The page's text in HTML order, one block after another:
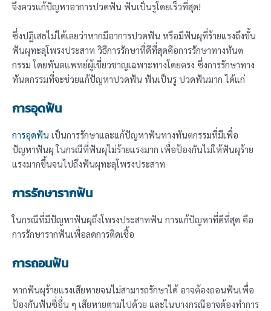
จึงควรแก้ปัญหาอาการปวดฟัน ฟันเป็นรูโดยเร็วที่สุด!
ซึ่งปฏิเสธไม่ได้เลยว่าหากมีอาการปวดฟัน หรือมีฟันผุที่ร้ายแรงถึงขั้น
ฟันผุทะลุโพรงประสาท วิธีการรักษาที่ดีที่สุดคือการรักษาทางทันต
กรรม โดยทันตแพทย์ผู้เชี่ยวชาญเฉพาะทางโดยตรง ซึ่งการรักษาทาง
ทันตกรรมที่จะช่วยแก้ปัญหาปวดฟัน ฟันเป็นรู ปวดฟันมาก ได้แก่
การอุดฟัน
การอุดฟัน เป็นการรักษาและแก้ปัญหาฟันทางทันตกรรมที่มีเพื่อ
ปัญหาฟันผุ ในกรณีที่ฟันผุไม่ร้ายแรงมาก เพื่อป้องกันไม่ให้ฟันผุร้าย
แรงมากขึ้นจนไปถึงฟันผุทะลุโพรงประสาท
การรักษารากฟัน
ในกรณีที่มีปัญหาฟันผุถึงโพรงประสาทฟัน การแก้ปัญหาที่ดีที่สุด คือ
การรักษารากฟันเพื่อลดการติดเชื้อ
การถอนฟัน
หากฟันผุร้ายแรงเสียหายจนไม่สามารถรักษาได้ อาจต้องถอนฟันเพื่อ
ป้องกันฟันซี่อื่น ๆ เสียหายตามไปด้วย และในบางกรณีอาจต้องทำการ